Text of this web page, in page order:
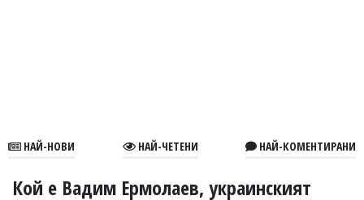
В
НАЙ-НОВИ НАЙ-ЧЕТЕНИ НАЙ-КОМЕНТИРАНИ
Кой е Вадим Ермолаев, украинският